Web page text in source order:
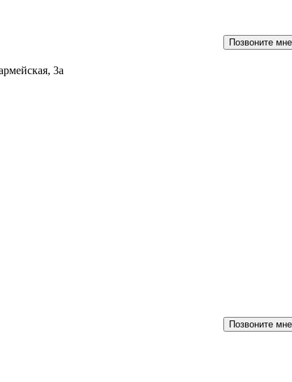
Позвоните мне
3а
Позвоните мне